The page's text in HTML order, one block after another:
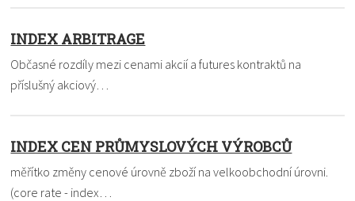
INDEX ARBITRAGE
Občasné rozdíly mezi cenami akcií a futures kontraktů na
příslušný akciový…
INDEX CEN PRŮMYSLOVÝCH VÝROBCŮ
měřítko změny cenové úrovně zboží na velkoobchodní úrovni.
(core rate - index…